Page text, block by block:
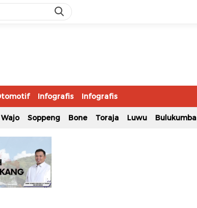
Infografis Infografis
Wajo Soppeng Bone Toraja Luwu Bulukumba